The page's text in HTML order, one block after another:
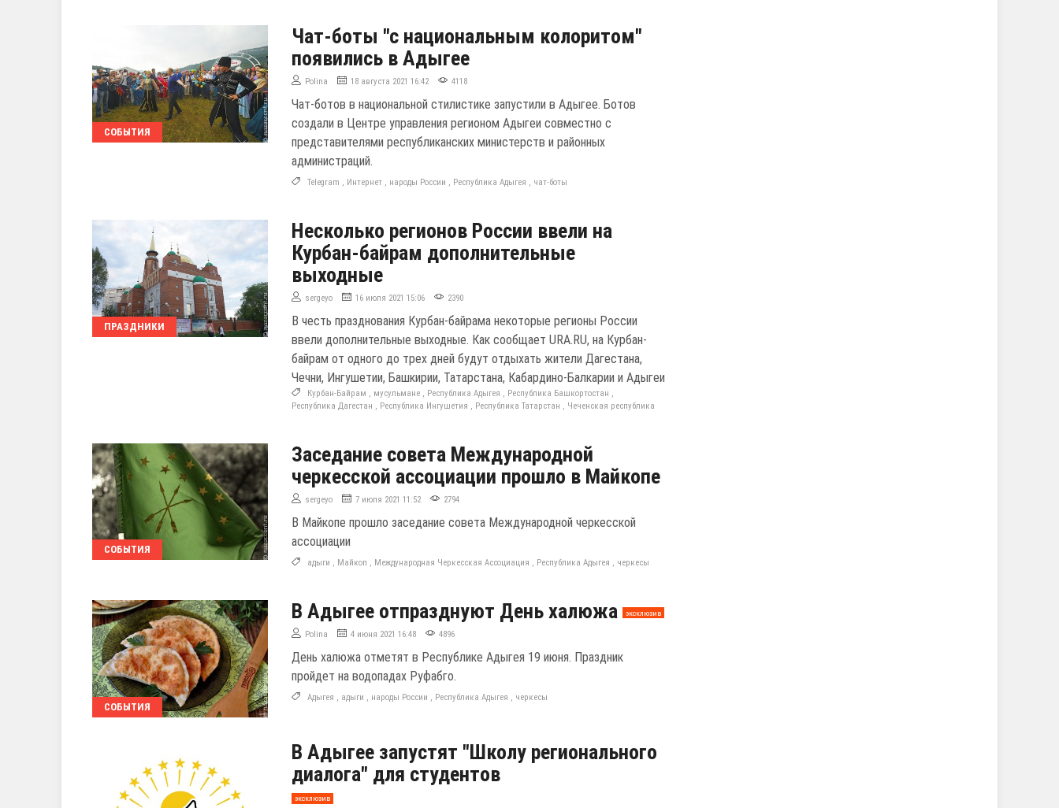
СОБЫТИЯ
Чат-боты "с национальным колоритом"
появились в Адыгее
Polina 18 августа 2021 16:42 4118
Чат-ботов в национальной стилистике запустили в Адыгее. Ботов
создали в Центре управления регионом Адыгеи совместно с
представителями республиканских министерств и районных
администраций.
Telegram , Интернет , народы России , Республика Адыгея , чат-боты
ПРАЗДНИКИ
Несколько регионов России ввели на
Курбан-байрам дополнительные
выходные
sergeyo 16 июля 2021 15:06 2390
В честь празднования Курбан-байрама некоторые регионы России
ввели дополнительные выходные. Как сообщает URA.RU, на Курбан-
байрам от одного до трех дней будут отдыхать жители Дагестана,
Чечни, Ингушетии, Башкирии, Татарстана, Кабардино-Балкарии и Адыгеи
Курбан-Байрам , мусульмане , Республика Адыгея , Республика Башкортостан ,
Республика Дагестан , Республика Ингушетия , Республика Татарстан , Чеченская республика
СОБЫТИЯ
Заседание совета Международной
черкесской ассоциации прошло в Майкопе
sergeyo 7 июля 2021 11:52 2794
В Майкопе прошло заседание совета Международной черкесской
ассоциации
адыги , Майкоп , Международная Черкесская Ассоциация , Республика Адыгея , черкесы
СОБЫТИЯ
В Адыгее отпразднуют День халюжа эксклюзив
Polina 4 июня 2021 16:48 4896
День халюжа отметят в Республике Адыгея 19 июня. Праздник
пройдет на водопадах Руфабго.
Адыгея , адыги , народы России , Республика Адыгея , черкесы
В Адыгее запустят "Школу регионального
диалога" для студентов
эксклюзив